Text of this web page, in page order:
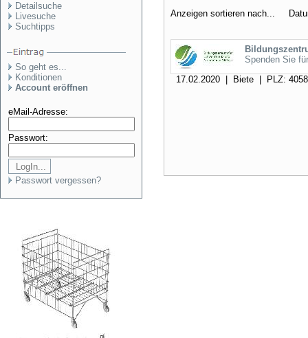
Detailsuche
Livesuche
Suchtipps
So geht es...
Konditionen
Account eröffnen
eMail-Adresse:
Passwort:
Passwort vergessen?
Anzeigen sortieren nach...
Spenden Sie
17.02.2020 | Biete | PLZ: